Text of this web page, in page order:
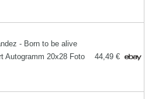
- Born to be alive
Autogramm 20x28 Foto
44,49 €